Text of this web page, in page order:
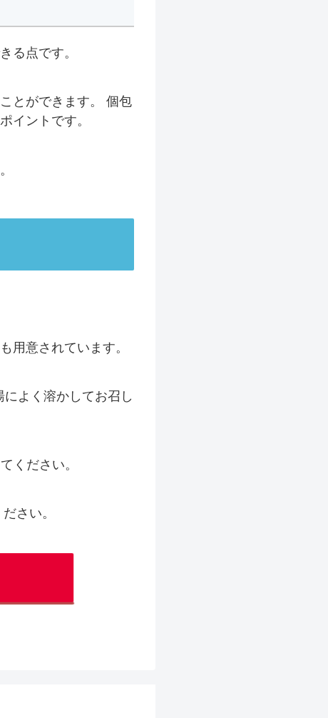
る点です。
とができます。 個包
イントです。
用意されています。
よく溶かしてお召し
ください。
さい。